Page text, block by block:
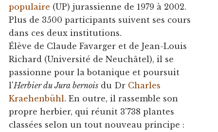
populaire (UP) jurassienne de 1979 à 2002.
Plus de 3500 participants suivent ses cours
dans ces deux institutions.
Élève de Claude Favarger et de Jean-Louis
Richard (Université de Neuchâtel), il se
passionne pour la botanique et poursuit
l'Herbier du Jura bernoisdu Dr Charles
Kraehenbühl. En outre, il rassemble son
propre herbier, qui réunit 3'738 plantes
classées selon un tout nouveau principe :